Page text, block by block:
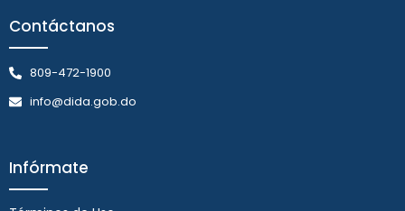
Contáctanos
809-472-1900
info@dida.gob.do
Infórmate